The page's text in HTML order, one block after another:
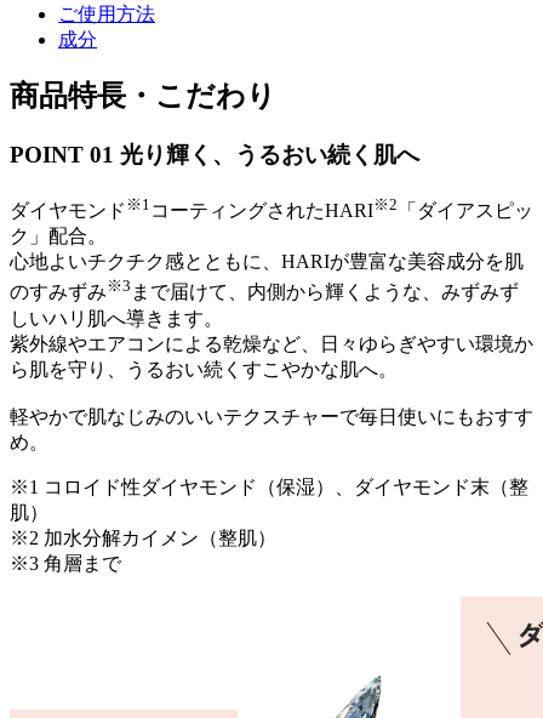
ご使用方法
成分
商品特長・こだわり
POINT 01 光り輝く、うるおい続く肌へ
ダイヤモンド ※1 コーティングされたHARI※2
「ダイアスピッ
ク」配合。
心地よいチクチク感とともに、HARIが豊富な美容成分を肌
のすみずみ ※3 まで届けて、内側から輝くような、みずみず
しいハリ肌へ導きます。
紫外線やエアコンによる乾燥など、日々ゆらぎやすい環境か
ら肌を守り、うるおい続くすこやかな肌へ。
軽やかで肌なじみのいいテクスチャーで毎日使いにもおすす
め。
※1 コロイド性ダイヤモンド（保湿）、ダイヤモンド末（整
肌）
※2 加水分解カイメン（整肌）
※3 角層まで